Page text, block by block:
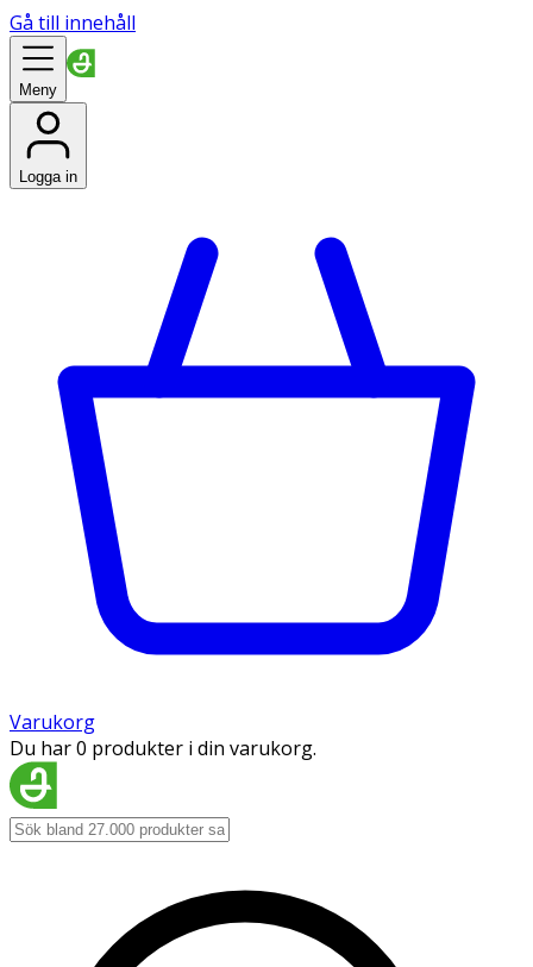
Gå till innehåll
Meny
Logga in
Varukorg
Du har 0 produkter i din varukorg.